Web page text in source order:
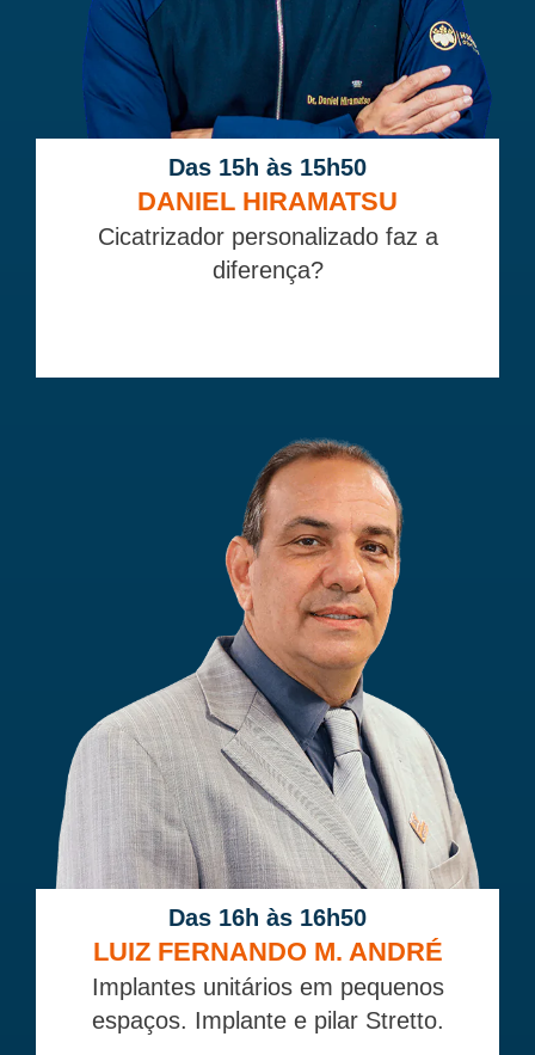
Das 15h às 15h50
DANIEL HIRAMATSU
Cicatrizador personalizado faz a
diferença?
Das 16h às 16h50
LUIZ FERNANDO M. ANDRÉ
Implantes unitários em pequenos
espaços. Implante e pilar Stretto.